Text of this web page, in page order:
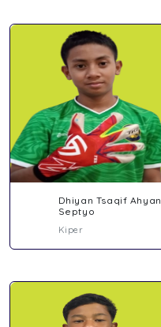
Dhiyan Tsaqif Ahyan
Septyo
Kiper